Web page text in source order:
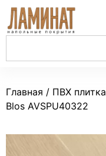
Главная / ПВХ плитка
Blos AVSPU40322